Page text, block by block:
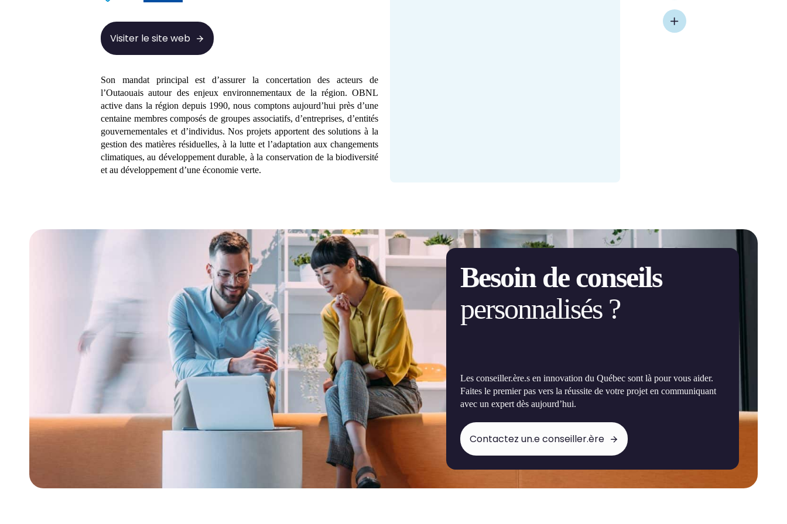
Visiter le site web
Son mandat principal est d’assurer la concertation des acteurs de
l’Outaouais autour des enjeux environnementaux de la région. OBNL
active dans la région depuis 1990, nous comptons aujourd’hui près d’une
centaine membres composés de groupes associatifs, d’entreprises, d’entités
gouvernementales et d’individus. Nos projets apportent des solutions à la
gestion des matières résiduelles, à la lutte et l’adaptation aux changements
climatiques, au développement durable, à la conservation de la biodiversité
et au développement d’une économie verte.
Besoin de conseils
personnalisés ?
Les conseiller.ère.s en innovation du Québec sont là pour vous aider.
Faites le premier pas vers la réussite de votre projet en communiquant
avec un expert dès aujourd’hui.
Contactez un.e conseiller.ère